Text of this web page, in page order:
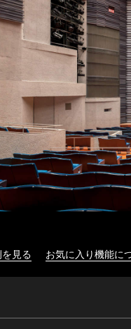
見る お気に入り機能に